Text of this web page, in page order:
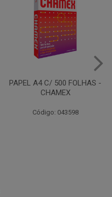
LÁPIS DE COR MULTICOLOR
SUPER C/24 CORES FABER
Código: 006867